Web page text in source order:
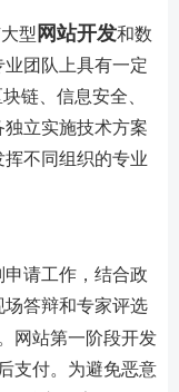
型 网站开发和数
团队上具有一定
链、信息安全、
立实施技术方案
不同组织的专业
请工作，结合政
场答辩和专家评选
网站第一阶段开发
支付。为避免恶意